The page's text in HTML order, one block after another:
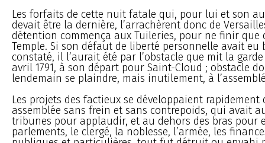
Les forfaits de cette nuit fatale qui, pour lui et son
devait être la dernière, l’arrachèrent donc de
détention commença aux Tuileries, pour ne finir
Temple. Si son défaut de liberté personnelle avait eu
constaté, il l’aurait été par l’obstacle que mit la
avril 1791, à son départ pour Saint-Cloud ; obstacle
lendemain se plaindre, mais inutilement, à
Les projets des factieux se développaient rapidement
assemblée sans frein et sans contrepoids, qui avait
tribunes pour applaudir, et au dehors des bras pour
parlements, le clergé, la noblesse, l’armée, les